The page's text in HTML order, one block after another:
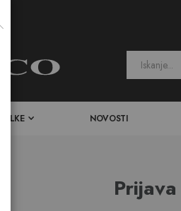
SIJALKE NOVOSTI